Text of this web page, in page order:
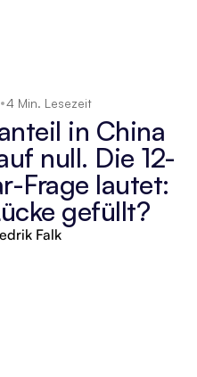
4 Min. Lesezeit
in China
null. Die 12-
Frage lautet:
gefüllt?
Falk